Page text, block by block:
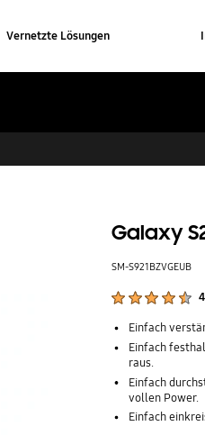
Vernetzte Lösungen
Galaxy
SM-S921BZVGEUB
Einfach
Einfach
raus.
Einfach
vollen Power.
Einfach